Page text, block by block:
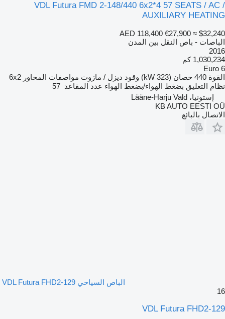
VDL Futura FMD 2-148/440 6x2*4 57 SEATS / AC /
AUXILIARY HEATING
AED 118,400 €27,900 ≈ $32,240
الباصات - باص النقل بين المدن
2016
1,030,234 كم
Euro 6
القوة 440 حصان (323 kW) وقود ديزل / مازوت مواصفات المحاور 6x2
نظام التعليق بضغط الهواء/بضغط الهواء عدد المقاعد 57
إستونيا، Lääne-Harju Vald
KB AUTO EESTI OÜ
الاتصال بالبائع
الباص السياحي VDL Futura FHD2-129
16
VDL Futura FHD2-129